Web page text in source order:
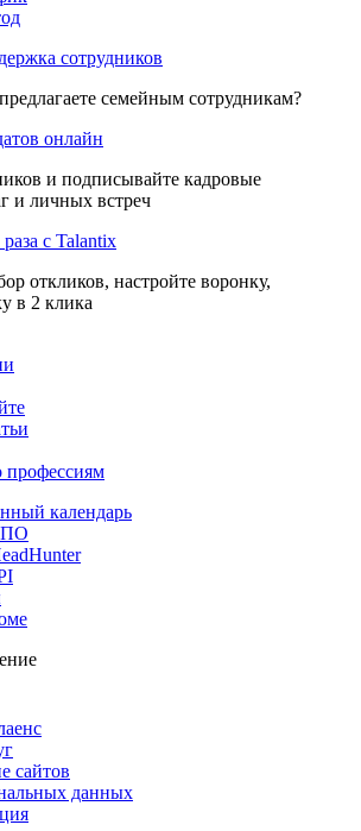
сотрудников
семейным сотрудникам?
онлайн
и подписывайте кадровые
и личных встреч
с Talantix
откликов, настройте воронку,
в 2 клика
календарь
ПО
сайтов
данных